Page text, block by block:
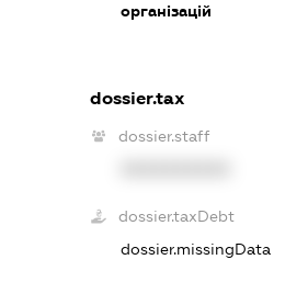
організацій
dossier.tax
dossier.staff
dossier.taxDebt
dossier.missingData